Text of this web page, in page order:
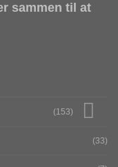
sammen til at
(153)
(33)